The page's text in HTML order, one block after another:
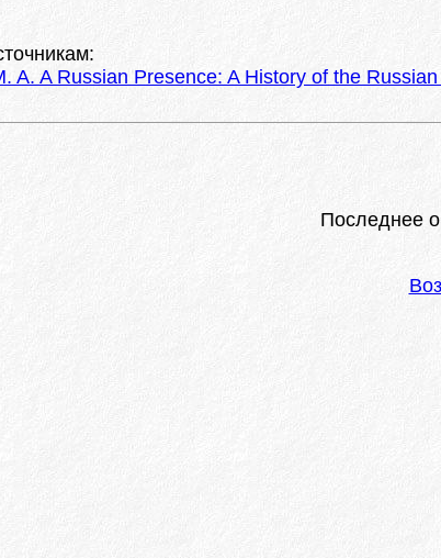
A. A Russian Presence: A History of the
Последнее